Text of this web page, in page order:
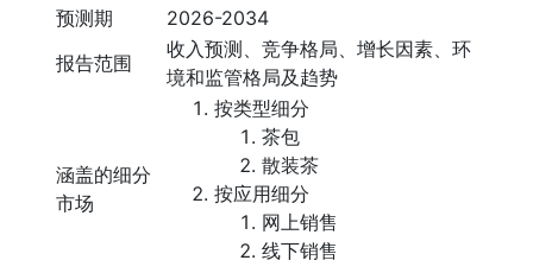
预测期
2026-2034
报告范围
收入预测、竞争格局、增长因素、环
境和监管格局及趋势
涵盖的细分
市场
按类型细分
茶包
散装茶
按应用细分
网上销售
线下销售